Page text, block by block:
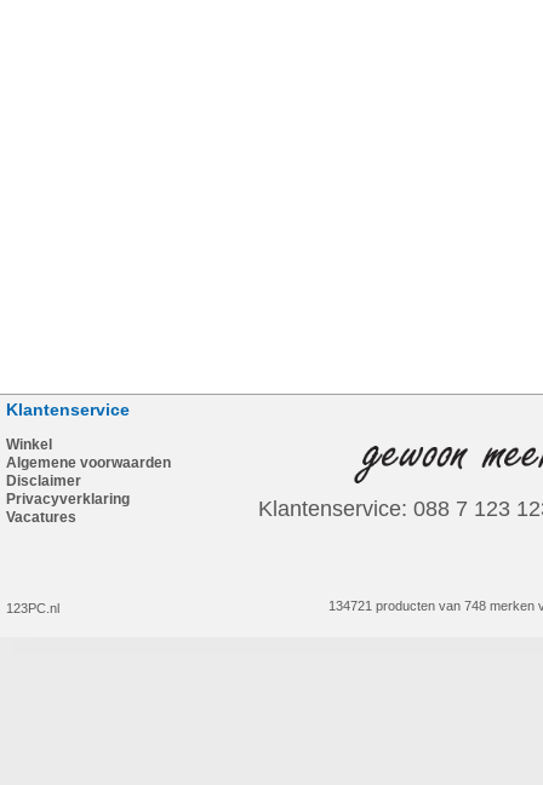
Klantenservice
Winkel
Algemene voorwaarden
Disclaimer
Privacyverklaring
Vacatures
123PC.nl
Klantenservice: 088 7 123
134721 producten van 748 merken